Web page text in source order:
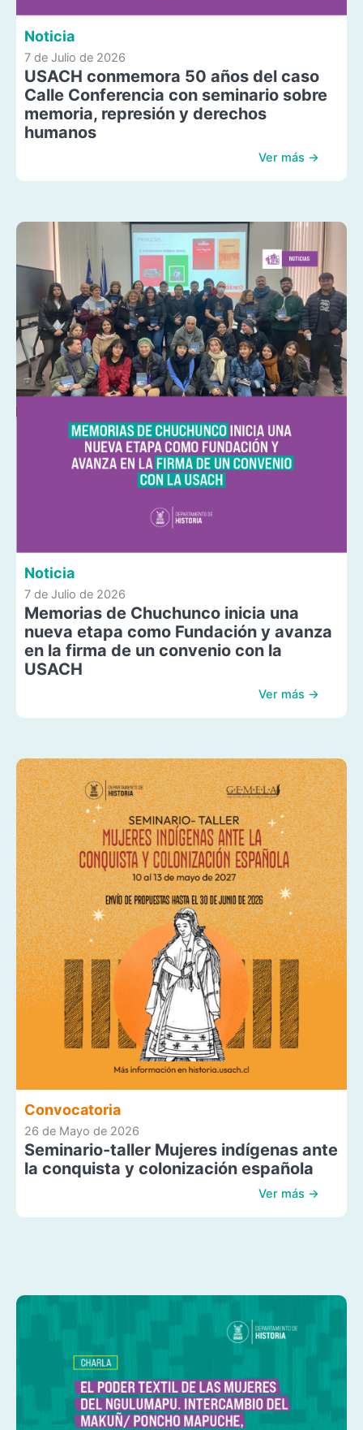
Noticia
7 de Julio de 2026
USACH conmemora 50 años del caso
Calle Conferencia con seminario sobre
memoria, represión y derechos
humanos
Ver más →
Noticia
7 de Julio de 2026
Memorias de Chuchunco inicia una
nueva etapa como Fundación y avanza
en la firma de un convenio con la
USACH
Ver más →
Convocatoria
26 de Mayo de 2026
Seminario-taller Mujeres indígenas ante
la conquista y colonización española
Ver más →